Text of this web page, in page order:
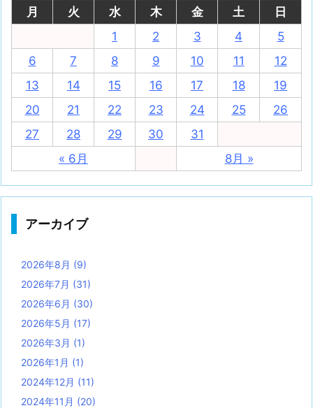
月
火 水 木 金 土 日
« 6月 8月 »
1 2 3 4
5
6
7 8 9 10 11
12
13
14 15 16 17 18
19
20
21 22 23 24 25
26
27
28 29 30 31
アーカイブ
2026年8月 (9)
2026年7月 (31)
2026年6月 (30)
2026年5月 (17)
2026年3月 (1)
2026年1月 (1)
2024年12月 (11)
2024年11月 (20)